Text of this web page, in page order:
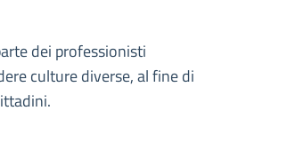
dei professionisti
culture diverse, al fine di